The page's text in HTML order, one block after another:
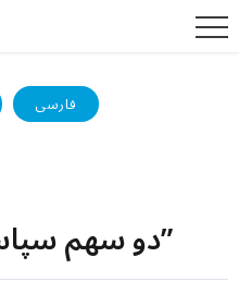
فارسی
دو سھم سپاس – “علی بازیار”